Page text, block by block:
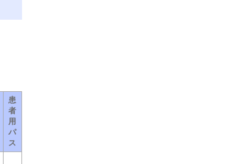
患
者
用
パ
ス